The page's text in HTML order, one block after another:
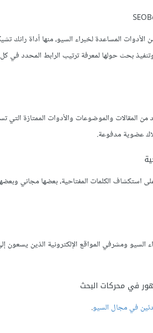
بحث حولها لمعرفة ترتيب الرابط المحدد
من المقالات والموضوعات والأدوات الممتازة
عضوية مدفوعة.
استكشاف الكلمات المفتاحية، بعضها مجاني
السيو ومشرفي المواقع الإلكترونية الذين
في محركات البحث
في مجال السيو.